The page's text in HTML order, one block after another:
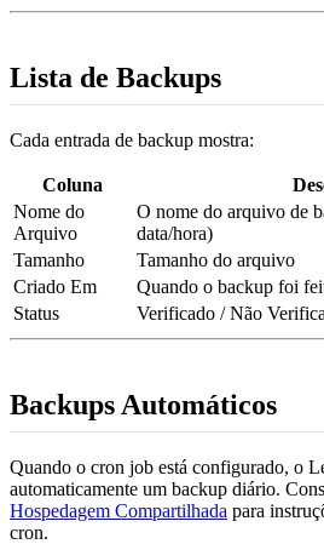
Lista de Backups
Cada entrada de backup mostra:
Coluna
Nome do
Arquivo
O nome do arquivo de
data/hora)
Tamanho
Tamanho do arquivo
Criado Em
Quando o backup foi
Status
Verificado / Não
Backups Automáticos
Quando o cron job está configurado, o
automaticamente um backup diário.
Hospedagem Compartilhada para
cron.